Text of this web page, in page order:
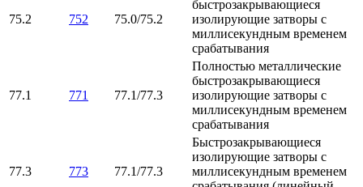
75.2 752 75.0/75.2
быстрозакрывающиеся
изолирующие затворы с
миллисекундным временем
срабатывания
77.1 771 77.1/77.3
Полностью металлические
быстрозакрывающиеся
изолирующие затворы с
миллисекундным временем
срабатывания
77.3 773 77.1/77.3
Быстрозакрывающиеся
изолирующие затворы с
миллисекундным временем